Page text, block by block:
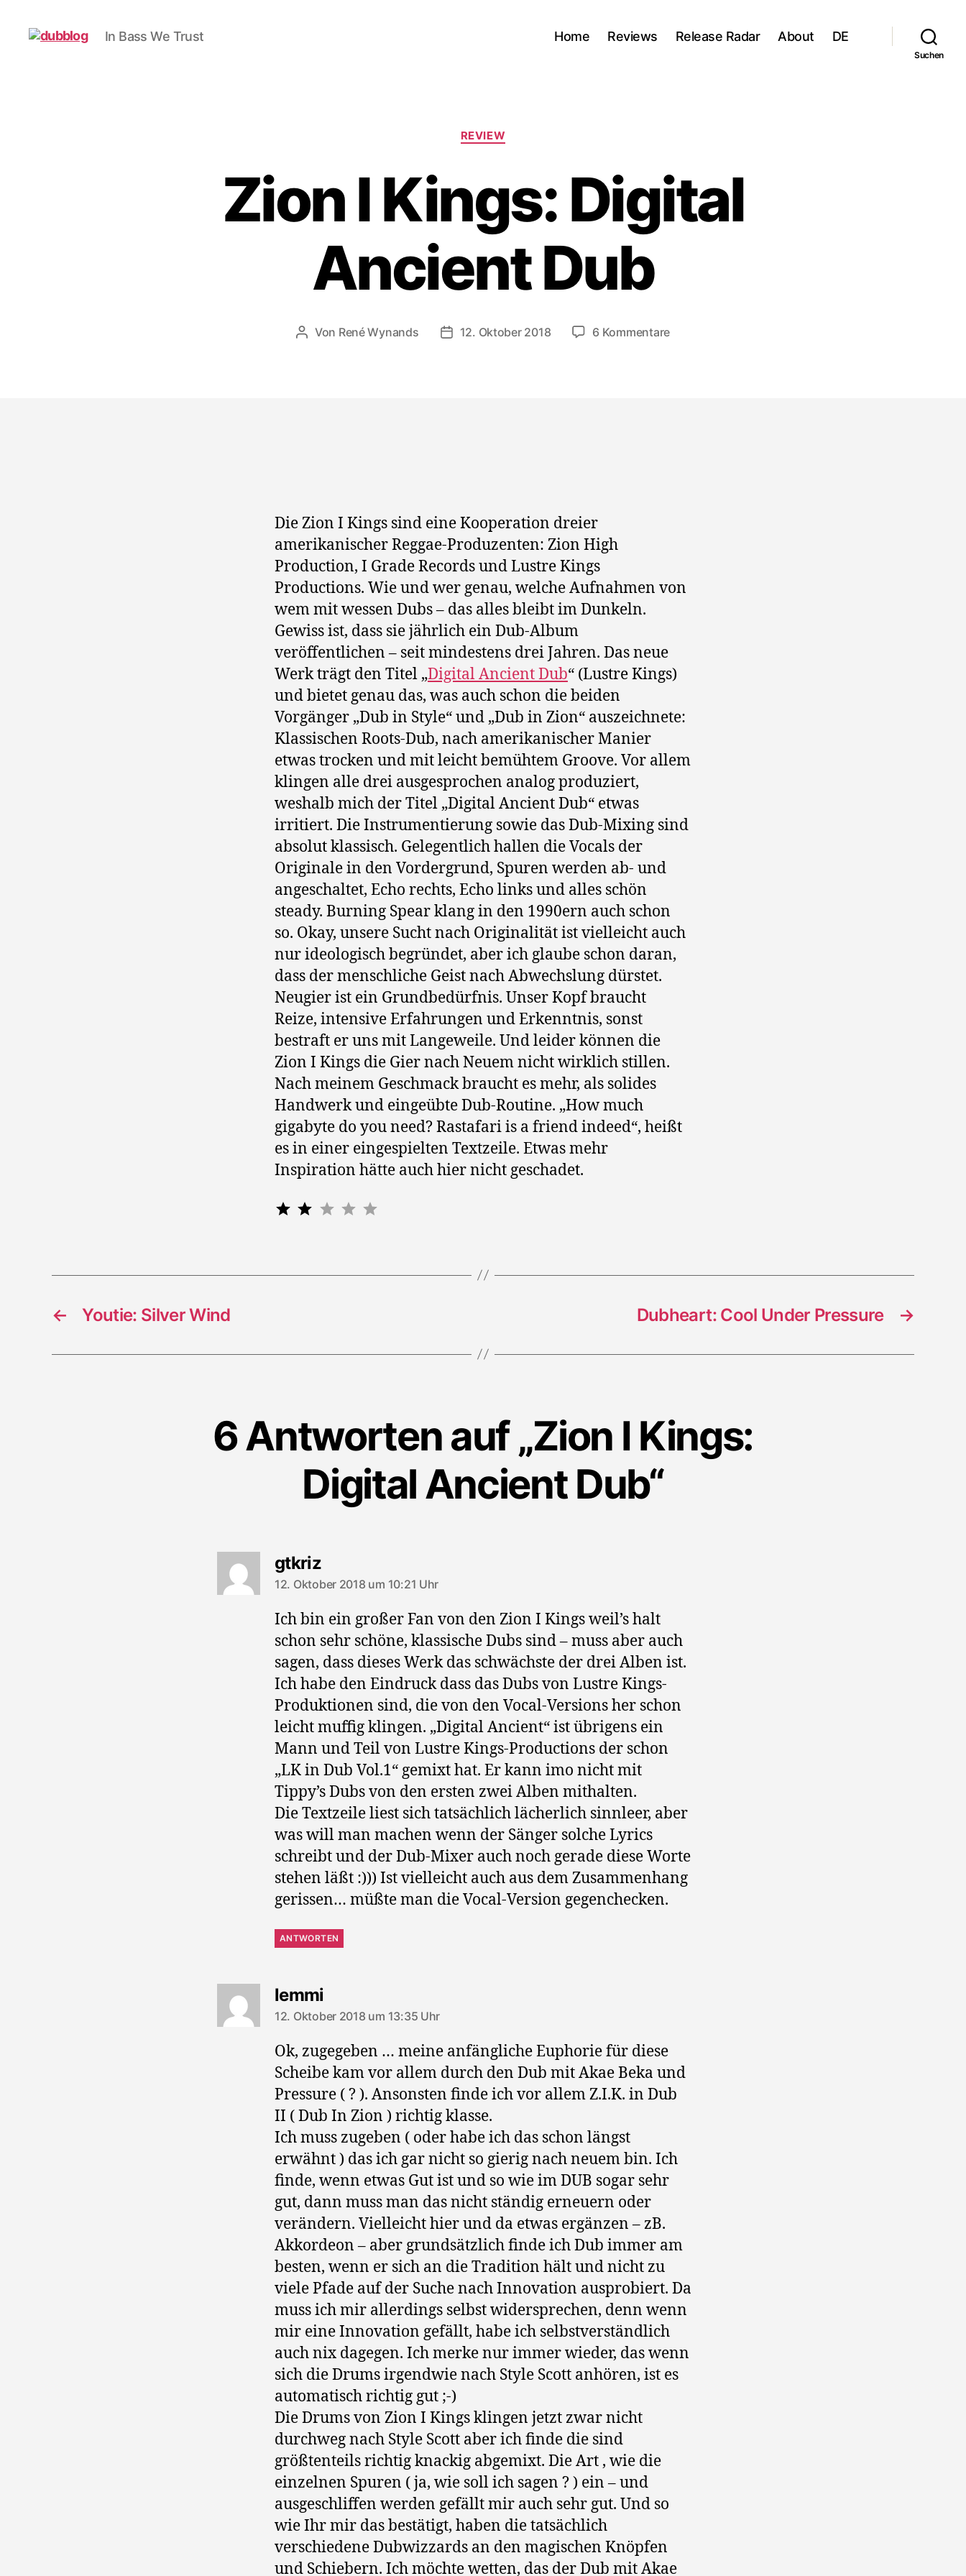
In Bass We Trust Home Reviews Release Radar About DE
Suchen
Kategorien
REVIEW
Zion I Kings: Digital
Ancient Dub
Beitragsautor
Von René Wynands Veröffentlichungsdatum
12. Oktober 2018 6 Kommentarezu
Die Zion I Kings sind eine Kooperation dreier
amerikanischer Reggae-Produzenten: Zion High
Production, I Grade Records und Lustre Kings
Productions. Wie und wer genau, welche Aufnahmen von
wem mit wessen Dubs – das alles bleibt im Dunkeln.
Gewiss ist, dass sie jährlich ein Dub-Album
veröffentlichen – seit mindestens drei Jahren. Das neue
Werk trägt den Titel „Digital Ancient Dub“ (Lustre Kings)
und bietet genau das, was auch schon die beiden
Vorgänger „Dub in Style“ und „Dub in Zion“ auszeichnete:
Klassischen Roots-Dub, nach amerikanischer Manier
etwas trocken und mit leicht bemühtem Groove. Vor allem
klingen alle drei ausgesprochen analog produziert,
weshalb mich der Titel „Digital Ancient Dub“ etwas
irritiert. Die Instrumentierung sowie das Dub-Mixing sind
absolut klassisch. Gelegentlich hallen die Vocals der
Originale in den Vordergrund, Spuren werden ab- und
angeschaltet, Echo rechts, Echo links und alles schön
steady. Burning Spear klang in den 1990ern auch schon
so. Okay, unsere Sucht nach Originalität ist vielleicht auch
nur ideologisch begründet, aber ich glaube schon daran,
dass der menschliche Geist nach Abwechslung dürstet.
Neugier ist ein Grundbedürfnis. Unser Kopf braucht
Reize, intensive Erfahrungen und Erkenntnis, sonst
bestraft er uns mit Langeweile. Und leider können die
Zion I Kings die Gier nach Neuem nicht wirklich stillen.
Nach meinem Geschmack braucht es mehr, als solides
Handwerk und eingeübte Dub-Routine. „How much
gigabyte do you need? Rastafari is a friend indeed“, heißt
es in einer eingespielten Textzeile. Etwas mehr
Inspiration hätte auch hier nicht geschadet.
⭐
← Youtie: Silver Wind →
Dubheart: Cool Under Pressure
6 Antworten auf „Zion I Kings:
Digital Ancient Dub“
gtkrizsagt:
12. Oktober 2018 um 10:21 Uhr
Ich bin ein großer Fan von den Zion I Kings weil’s halt
schon sehr schöne, klassische Dubs sind – muss aber auch
sagen, dass dieses Werk das schwächste der drei Alben ist.
Ich habe den Eindruck dass das Dubs von Lustre Kings-
Produktionen sind, die von den Vocal-Versions her schon
leicht muffig klingen. „Digital Ancient“ ist übrigens ein
Mann und Teil von Lustre Kings-Productions der schon
„LK in Dub Vol.1“ gemixt hat. Er kann imo nicht mit
Tippy’s Dubs von den ersten zwei Alben mithalten.
Die Textzeile liest sich tatsächlich lächerlich sinnleer, aber
was will man machen wenn der Sänger solche Lyrics
schreibt und der Dub-Mixer auch noch gerade diese Worte
stehen läßt :))) Ist vielleicht auch aus dem Zusammenhang
gerissen… müßte man die Vocal-Version gegenchecken.
ANTWORTEN
lemmisagt:
12. Oktober 2018 um 13:35 Uhr
Ok, zugegeben … meine anfängliche Euphorie für diese
Scheibe kam vor allem durch den Dub mit Akae Beka und
Pressure ( ? ). Ansonsten finde ich vor allem Z.I.K. in Dub
II ( Dub In Zion ) richtig klasse.
Ich muss zugeben ( oder habe ich das schon längst
erwähnt ) das ich gar nicht so gierig nach neuem bin. Ich
finde, wenn etwas Gut ist und so wie im DUB sogar sehr
gut, dann muss man das nicht ständig erneuern oder
verändern. Vielleicht hier und da etwas ergänzen – zB.
Akkordeon – aber grundsätzlich finde ich Dub immer am
besten, wenn er sich an die Tradition hält und nicht zu
viele Pfade auf der Suche nach Innovation ausprobiert. Da
muss ich mir allerdings selbst widersprechen, denn wenn
mir eine Innovation gefällt, habe ich selbstverständlich
auch nix dagegen. Ich merke nur immer wieder, das wenn
sich die Drums irgendwie nach Style Scott anhören, ist es
automatisch richtig gut ;-)
Die Drums von Zion I Kings klingen jetzt zwar nicht
durchweg nach Style Scott aber ich finde die sind
größtenteils richtig knackig abgemixt. Die Art , wie die
einzelnen Spuren ( ja, wie soll ich sagen ? ) ein – und
ausgeschliffen werden gefällt mir auch sehr gut. Und so
wie Ihr mir das bestätigt, haben die tatsächlich
verschiedene Dubwizzards an den magischen Knöpfen
und Schiebern. Ich möchte wetten, das der Dub mit Akae